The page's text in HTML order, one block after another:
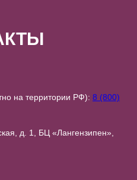
на территории РФ): 8 (800)
д. 1, БЦ «Лангензипен»,